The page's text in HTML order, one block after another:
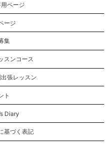
ページ
ージ
集
スンコース
張レッスン
ト
Diary
基づく表記